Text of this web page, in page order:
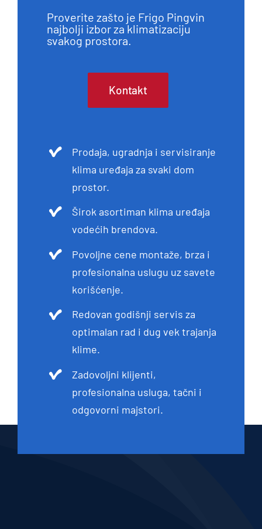
Proverite zašto je Frigo Pingvin
najbolji izbor za klimatizaciju
svakog prostora.
Kontakt
Prodaja, ugradnja i servisiranje
klima uređaja za svaki dom
prostor.
Širok asortiman klima uređaja
vodećih brendova.
Povoljne cene montaže, brza i
profesionalna uslugu uz savete
korišćenje.
Redovan godišnji servis za
optimalan rad i dug vek trajanja
klime.
Zadovoljni klijenti,
profesionalna usluga, tačni i
odgovorni majstori.